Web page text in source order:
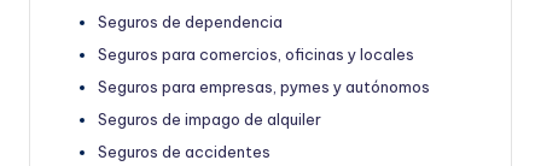
Seguros de dependencia
Seguros para comercios, oficinas y locales
Seguros para empresas, pymes y autónomos
Seguros de impago de alquiler
Seguros de accidentes